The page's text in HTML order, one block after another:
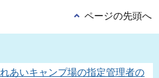
ページの先頭へ
あいキャンプ場の指定管理者の